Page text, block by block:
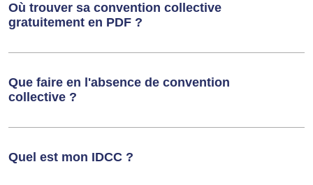
Où trouver sa convention collective
gratuitement en PDF ?
Que faire en l'absence de convention
collective ?
Quel est mon IDCC ?